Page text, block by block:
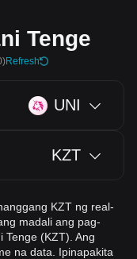
Tenge
Refresh
UNI
KZT
KZT ng real-
madali ang pag-
Tenge (KZT). Ang
na data. Ipinapakita